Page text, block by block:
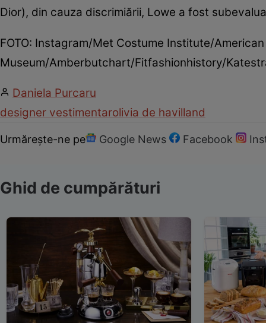
Dior), din cauza discrimiării, Lowe a fost
FOTO: Instagram/Met Costume Institute/
Museum/Amberbutchart/Fitfashionhistory/
Daniela Purcaru
designer vestimentarolivia de havilland
Urmărește-ne pe Google News Facebook
Ghid de cumpărături